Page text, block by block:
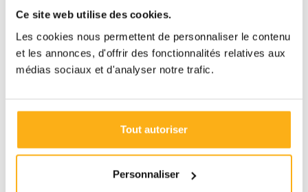
Ce site web utilise des cookies.
Les cookies nous permettent de personnaliser le contenu
et les annonces, d'offrir des fonctionnalités relatives aux
médias sociaux et d'analyser notre trafic.
Tout autoriser
Personnaliser